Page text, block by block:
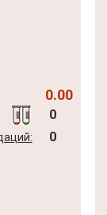
0.00
0
0